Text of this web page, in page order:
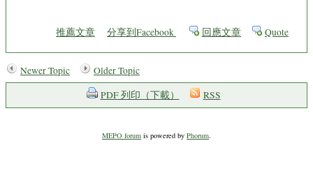
推薦文章 分享到Facebook 回應文章 Quote
Newer Topic
Older Topic
PDF 列印（下載）
RSS
MEPO forum is powered by Phorum.